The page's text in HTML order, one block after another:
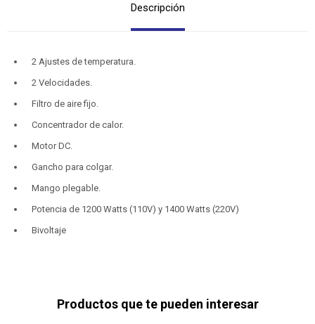
Descripción
2 Ajustes de temperatura.
2 Velocidades.
Filtro de aire fijo.
Concentrador de calor.
Motor DC.
Gancho para colgar.
Mango plegable.
Potencia de 1200 Watts (110V) y 1400 Watts (220V)
Bivoltaje
Productos que te pueden interesar